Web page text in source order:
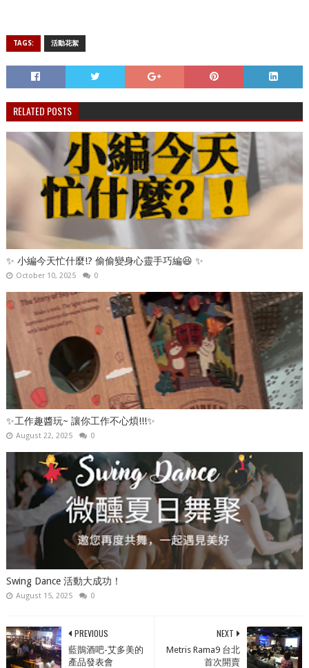
TAGS: 活動花絮
RELATED POSTS
✨ 小編今天忙什麼!? 偷偷變身心靈手巧編😆 ✨
October 10, 2025 0
✨工作趣醬玩~ 讓你工作不心煩!!!✨
August 22, 2025 0
Swing Dance 活動大成功！
August 15, 2025 0
NEXT
️Metris Rama9 台北
首次開賣
PREVIOUS
藍鵲酒吧-艾多美的
產品發表會